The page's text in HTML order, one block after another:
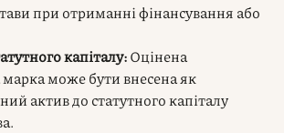
при отриманні фінансування або
капіталу:Оцінена
марка може бути внесена як
актив до статутного капіталу